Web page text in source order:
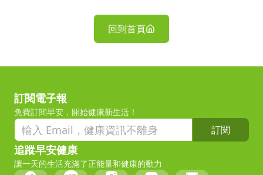
回到首頁
訂閱電子報
免費訂閱早安，開始健康新生活！
訂閱
追蹤早安健康
讓一天的生活充滿了正能量和健康的動力